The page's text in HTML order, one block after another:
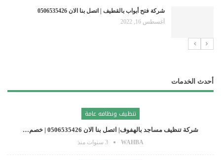
شركة فتح أبواب بالقطيف | اتصل بنا الان 0506535426
أغسطس 16, 2022
أحدث الخدمات
تنظيف ونظافه عامة
شركة تنظيف مساجد بالهفوف| اتصل بنا الان 0506535426 | خصم…
WAHBA 3 سنوات منذ